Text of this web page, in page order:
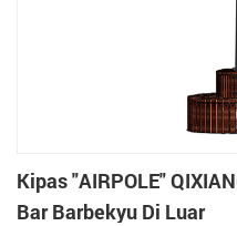
Kipas "AIRPOLE"
Bar Barbekyu Di Luar